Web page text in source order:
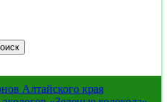
Алтайского края